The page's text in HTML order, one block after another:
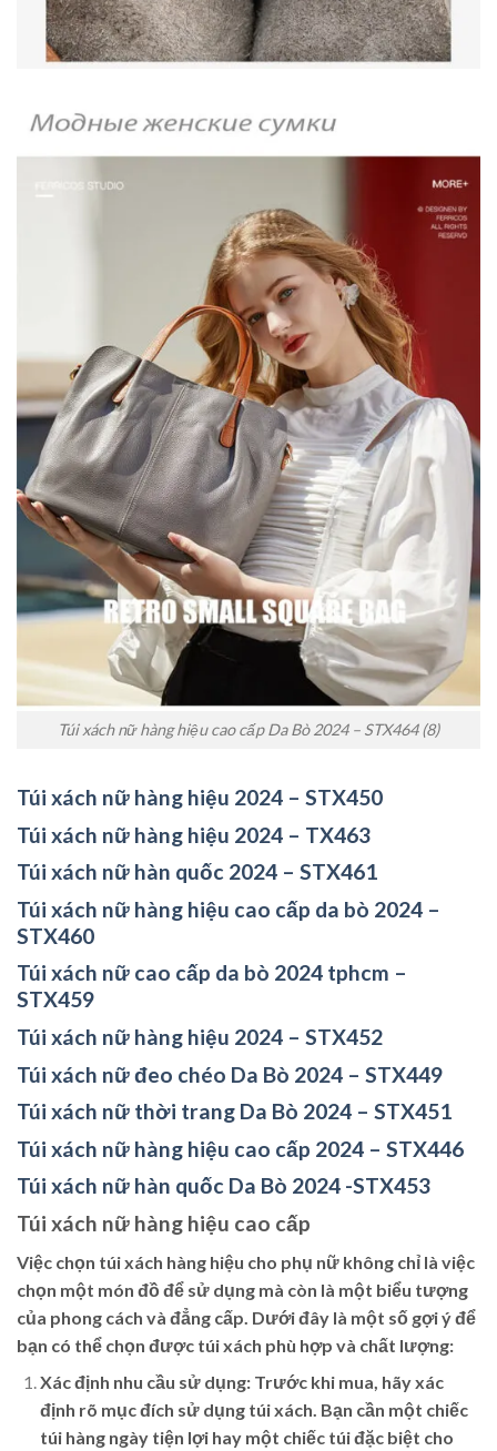
Túi xách nữ hàng hiệu cao cấp Da Bò 2024 – STX464 (8)
Túi xách nữ hàng hiệu 2024 – STX450
Túi xách nữ hàng hiệu 2024 – TX463
Túi xách nữ hàn quốc 2024 – STX461
Túi xách nữ hàng hiệu cao cấp da bò 2024 –
STX460
Túi xách nữ cao cấp da bò 2024 tphcm –
STX459
Túi xách nữ hàng hiệu 2024 – STX452
Túi xách nữ đeo chéo Da Bò 2024 – STX449
Túi xách nữ thời trang Da Bò 2024 – STX451
Túi xách nữ hàng hiệu cao cấp 2024 – STX446
Túi xách nữ hàn quốc Da Bò 2024 -STX453
Túi xách nữ hàng hiệu cao cấp
Việc chọn túi xách hàng hiệu cho phụ nữ không chỉ là việc
chọn một món đồ để sử dụng mà còn là một biểu tượng
của phong cách và đẳng cấp. Dưới đây là một số gợi ý để
bạn có thể chọn được túi xách phù hợp và chất lượng:
Xác định nhu cầu sử dụng:Trước khi mua, hãy xác
định rõ mục đích sử dụng túi xách. Bạn cần một chiếc
túi hàng ngày tiện lợi hay một chiếc túi đặc biệt cho